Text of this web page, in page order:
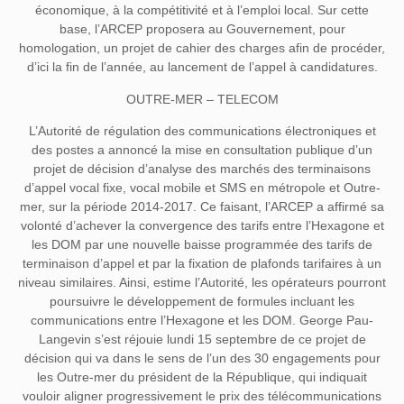
économique, à la compétitivité et à l’emploi local. Sur cette
base, l’ARCEP proposera au Gouvernement, pour
homologation, un projet de cahier des charges afin de procéder,
d’ici la fin de l’année, au lancement de l’appel à candidatures.
OUTRE-MER – TELECOM
L’Autorité de régulation des communications électroniques et
des postes a annoncé la mise en consultation publique d’un
projet de décision d’analyse des marchés des terminaisons
d’appel vocal fixe, vocal mobile et SMS en métropole et Outre-
mer, sur la période 2014-2017. Ce faisant, l’ARCEP a affirmé sa
volonté d’achever la convergence des tarifs entre l’Hexagone et
les DOM par une nouvelle baisse programmée des tarifs de
terminaison d’appel et par la fixation de plafonds tarifaires à un
niveau similaires. Ainsi, estime l’Autorité, les opérateurs pourront
poursuivre le développement de formules incluant les
communications entre l’Hexagone et les DOM. George Pau-
Langevin s’est réjouie lundi 15 septembre de ce projet de
décision qui va dans le sens de l’un des 30 engagements pour
les Outre-mer du président de la République, qui indiquait
vouloir aligner progressivement le prix des télécommunications